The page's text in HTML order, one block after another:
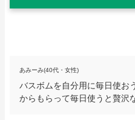
あみーみ(40代・女性)
バスボムを自分用に毎日使お
からもらって毎日使うと贅沢